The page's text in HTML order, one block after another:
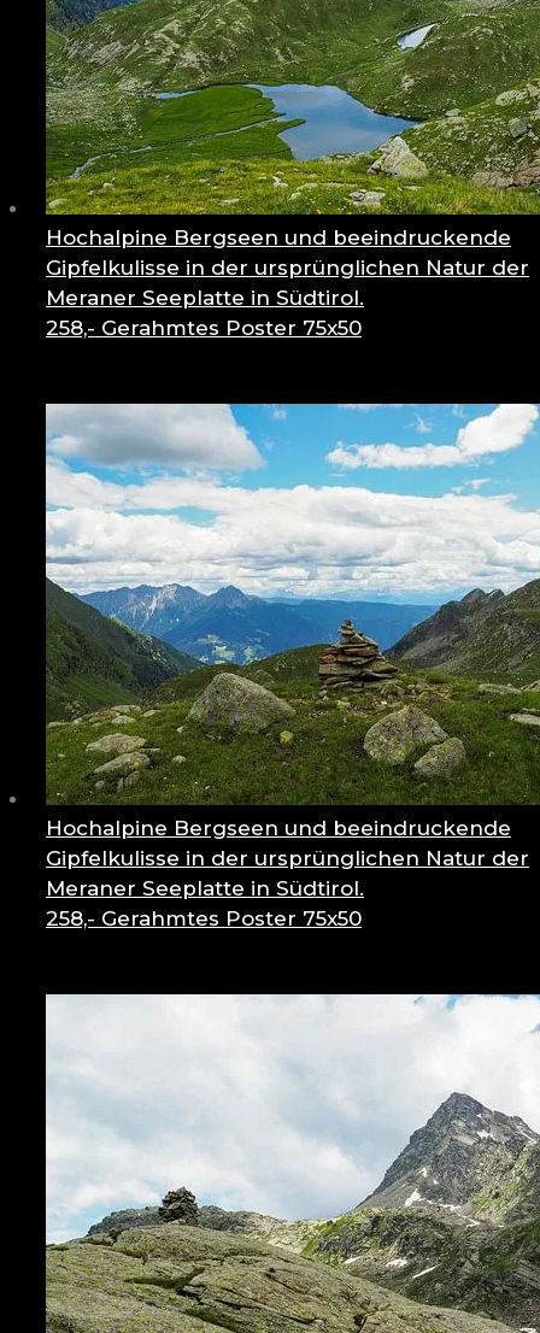
Hochalpine Bergseen und beeindruckende
Gipfelkulisse in der ursprünglichen Natur der
Meraner Seeplatte in Südtirol.
258,- Gerahmtes Poster 75x50
Hochalpine Bergseen und beeindruckende
Gipfelkulisse in der ursprünglichen Natur der
Meraner Seeplatte in Südtirol.
258,- Gerahmtes Poster 75x50